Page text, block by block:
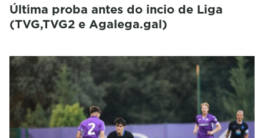
Última proba antes do incio de Liga
(TVG,TVG2 e Agalega.gal)